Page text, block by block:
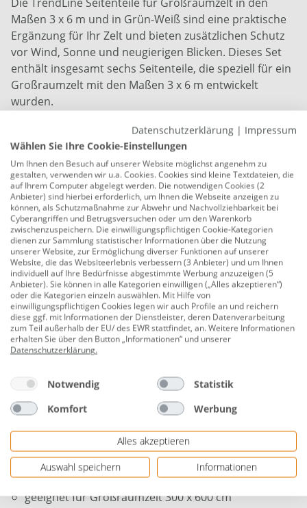
Maßen 3 x 6 m und in Grün-Weiß sind eine praktische
Ergänzung für Ihr Zelt und bieten zusätzlichen Schutz
vor Wind, Sonne und neugierigen Blicken. Dieses Set
enthält insgesamt sechs Seitenteile, die speziell für ein
Großraumzelt mit den Maßen 3 x 6 m entwickelt
wurden.
Die Seitenteile sind aus hochwertigem Material
gefertigt, das wasserabweisend und langlebig ist, um
eine langfristige Nutzung im Freien zu gewährleisten.
Sie sind einfach zu befestigen und können je nach
Bedarf an den Seiten Ihres Zeltes angebracht werden.
Dank ihres grün-weißen Designs verleihen die
Seitenteile Ihrem Großraumzelt eine attraktive Optik
und passen gut zu verschiedenen Gartenmöbeln und -
dekorationen. Mit den TrendLine Seitenteilen für
Großraumzelt können Sie Ihren Pavillon schnell und
einfach an verschiedene Wetterbedingungen anpassen
und eine gemütliche Atmosphäre schaffen, egal ob Sie
eine Gartenparty veranstalten oder sich einfach im
Freien entspannen möchten.
6 Seitenteile mit Fenster
Material: Polyethylen-beschichtetes (PE) Gewebe
Maße: 200 x 196 cm (L x H)
Farbe: grün-weiß
wasserabweisend, schützt vor Sonne, UV-Schutz
geeignet für Großraumzelt 300 x 600 cm
Datenschutzerklärung | Impressum
Wählen Sie Ihre Cookie-Einstellungen
Um Ihnen den Besuch auf unserer Website möglichst angenehm zu
gestalten, verwenden wir u.a. Cookies. Cookies sind kleine Textdateien, die
auf Ihrem Computer abgelegt werden. Die notwendigen Cookies (2
Anbieter) sind hierbei erforderlich, um Ihnen die Webseite anzeigen zu
können, als Schutzmaßnahme zur Abwehr und Nachvollziehbarkeit bei
Cyberangriffen und Betrugsversuchen oder um den Warenkorb
zwischenzuspeichern. Die einwilligungspflichtigen Cookie-Kategorien
dienen zur Sammlung statistischer Informationen über die Nutzung
unserer Website, zur Ermöglichung diverser Funktionen auf unserer
Website, die das Websiteerlebnis verbessern (3 Anbieter) und um Ihnen
individuell auf Ihre Bedürfnisse abgestimmte Werbung anzuzeigen (5
Anbieter). Sie können in alle Kategorien einwilligen („Alles akzeptieren“)
oder die Kategorien einzeln auswählen. Mit Hilfe von
einwilligungspflichtigen Cookies legen wir auch Profile an und reichern
diese ggf. mit Informationen der Dienstleister, deren Datenverarbeitung
zum Teil außerhalb der EU/ des EWR stattfindet, an. Weitere Informationen
erhalten Sie über den Button „Informationen“ und unserer
Datenschutzerklärung.
Notwendig
Statistik
Komfort
Werbung
Alles akzeptieren
Auswahl speichern
Informationen